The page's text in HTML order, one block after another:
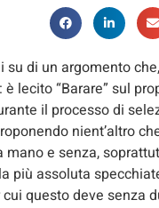
di un argomento
lecito “Barare” sul
il processo di
nient’altro
e senza,
più assoluta
questo deve senza